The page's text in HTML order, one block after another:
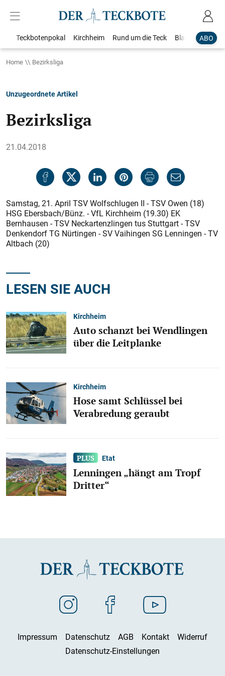
ABO
Teckbotenpokal Kirchheim Rund um die Teck Blaulicht
Home Bezirksliga
Unzugeordnete Artikel
Bezirksliga
21.04.2018
Samstag, 21. April TSV Wolfschlugen II - TSV Owen (18)
HSG Ebersbach/Bünz. - VfL Kirchheim (19.30) EK
Bernhausen - TSV Neckartenzlingen tus Stuttgart - TSV
Denkendorf TG Nürtingen - SV Vaihingen SG Lenningen - TV
Altbach (20)
LESEN SIE AUCH
Kirchheim
Auto schanzt bei Wendlingen
über die Leitplanke
Kirchheim
Hose samt Schlüssel bei
Verabredung geraubt
Etat
Lenningen „hängt am Tropf
Dritter“
Impressum Datenschutz AGB Kontakt
Widerruf
Datenschutz-Einstellungen